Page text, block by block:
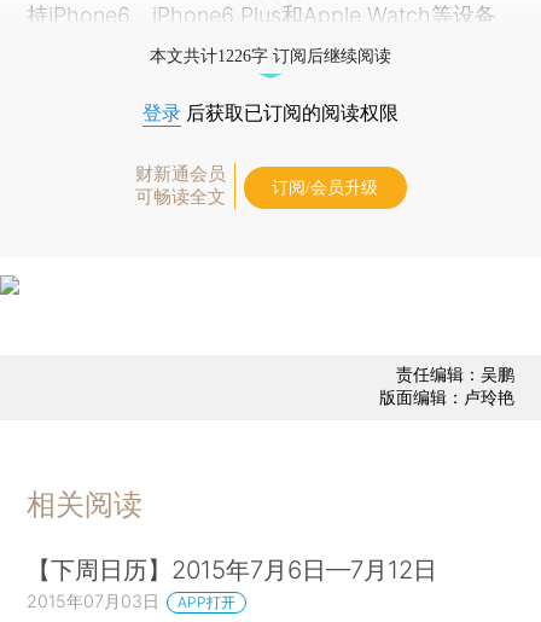
持iPhone6、iPhone6 Plus和Apple Watch等设备
本文共计1226字 订阅后继续阅读
登录 后获取已订阅的阅读权限
财新通会员
可畅读全文
订阅/会员升级
责任编辑：吴鹏
版面编辑：卢玲艳
相关阅读
【下周日历】2015年7月6日—7月12日
2015年07月03日 APP打开